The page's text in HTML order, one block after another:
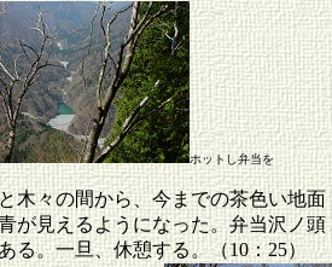
ホットし弁当を
木々の間から、今までの茶色い地面
が見えるようになった。弁当沢ノ頭
る。一旦、休憩する。（10：25）